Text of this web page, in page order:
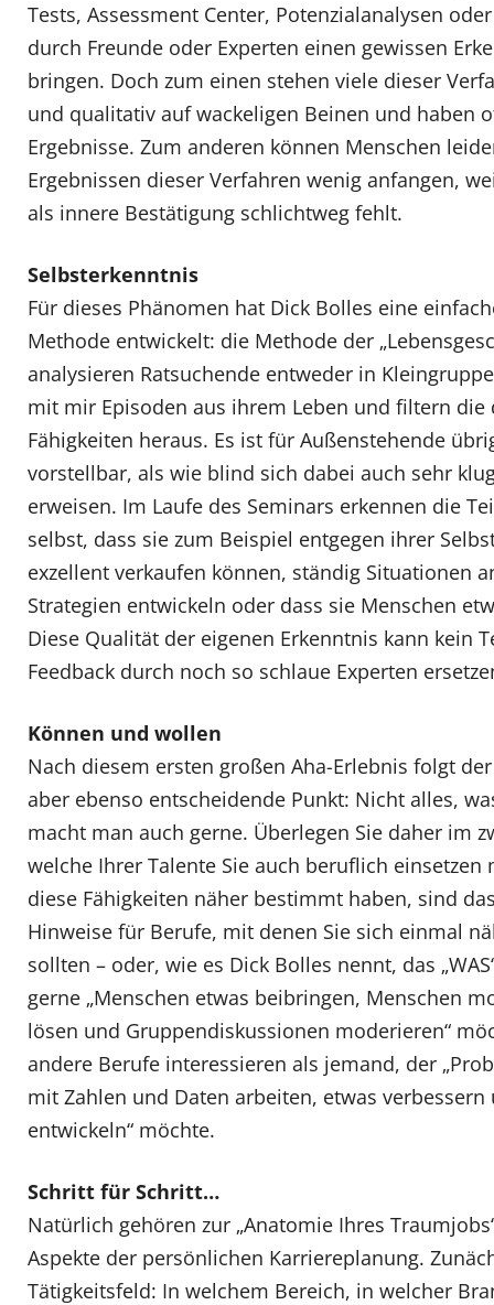
Tests, Assessment Center, Potenzialanalysen
durch Freunde oder Experten einen gewissen
bringen. Doch zum einen stehen viele dieser
und qualitativ auf wackeligen Beinen und haben
Ergebnisse. Zum anderen können Menschen
Ergebnissen dieser Verfahren wenig anfangen,
als innere Bestätigung schlichtweg fehlt.
Selbsterkenntnis
Für dieses Phänomen hat Dick Bolles eine
Methode entwickelt: die Methode der
analysieren Ratsuchende entweder in
mit mir Episoden aus ihrem Leben und filtern
Fähigkeiten heraus. Es ist für Außenstehende
vorstellbar, als wie blind sich dabei auch sehr
erweisen. Im Laufe des Seminars erkennen die
selbst, dass sie zum Beispiel entgegen ihrer
exzellent verkaufen können, ständig Situationen
Strategien entwickeln oder dass sie Menschen
Diese Qualität der eigenen Erkenntnis kann kein
Feedback durch noch so schlaue Experten
Können und wollen
Nach diesem ersten großen Aha-Erlebnis folgt
aber ebenso entscheidende Punkt: Nicht alles,
macht man auch gerne. Überlegen Sie daher im
welche Ihrer Talente Sie auch beruflich einsetzen
diese Fähigkeiten näher bestimmt haben, sind
Hinweise für Berufe, mit denen Sie sich einmal
sollten – oder, wie es Dick Bolles nennt, das
gerne „Menschen etwas beibringen, Menschen
lösen und Gruppendiskussionen moderieren“
andere Berufe interessieren als jemand, der
mit Zahlen und Daten arbeiten, etwas verbessern
entwickeln“ möchte.
Schritt für Schritt…
Natürlich gehören zur „Anatomie Ihres
Aspekte der persönlichen Karriereplanung.
Tätigkeitsfeld: In welchem Bereich, in welcher